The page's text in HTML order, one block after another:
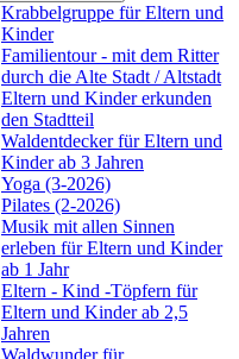
Krabbelgruppe für Eltern und
Kinder
Familientour - mit dem Ritter
durch die Alte Stadt / Altstadt
Eltern und Kinder erkunden
den Stadtteil
Waldentdecker für Eltern und
Kinder ab 3 Jahren
Yoga (3-2026)
Pilates (2-2026)
Musik mit allen Sinnen
erleben für Eltern und Kinder
ab 1 Jahr
Eltern - Kind -Töpfern für
Eltern und Kinder ab 2,5
Jahren
Waldwunder für